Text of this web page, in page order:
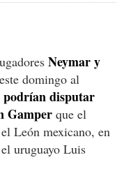
Neymar y
domingo al
podrían disputar
Gamper que el
León mexicano, en
uruguayo Luis